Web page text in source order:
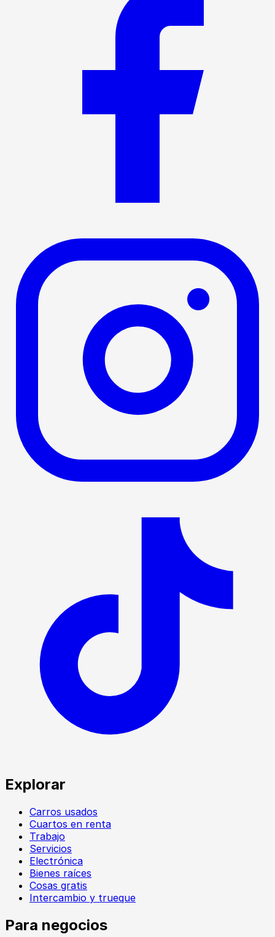
Explorar
Carros usados
Cuartos en renta
Trabajo
Servicios
Electrónica
Bienes raíces
Cosas gratis
Intercambio y trueque
Para negocios